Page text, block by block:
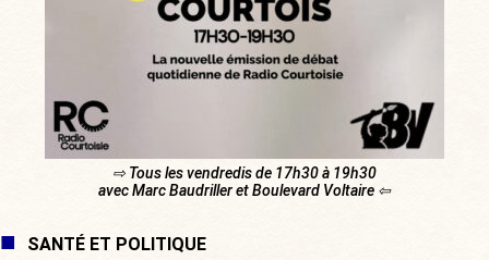
⇨ Tous les vendredis de 17h30 à 19h30
avec Marc Baudriller et Boulevard Voltaire ⇦
SANTÉ ET POLITIQUE